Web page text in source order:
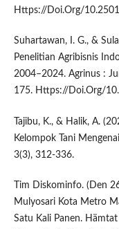
Https://Doi.Org/
Suhartawan, I. G., &
Penelitian Agribisnis
2004–2024. Agrinus :
175. Https://Doi.Org/
Tajibu, K., & Halik, A.
Kelompok Tani
3(3), 312-336.
Tim Diskominfo. (Den
Mulyosari Kota Metro
Satu Kali Panen.